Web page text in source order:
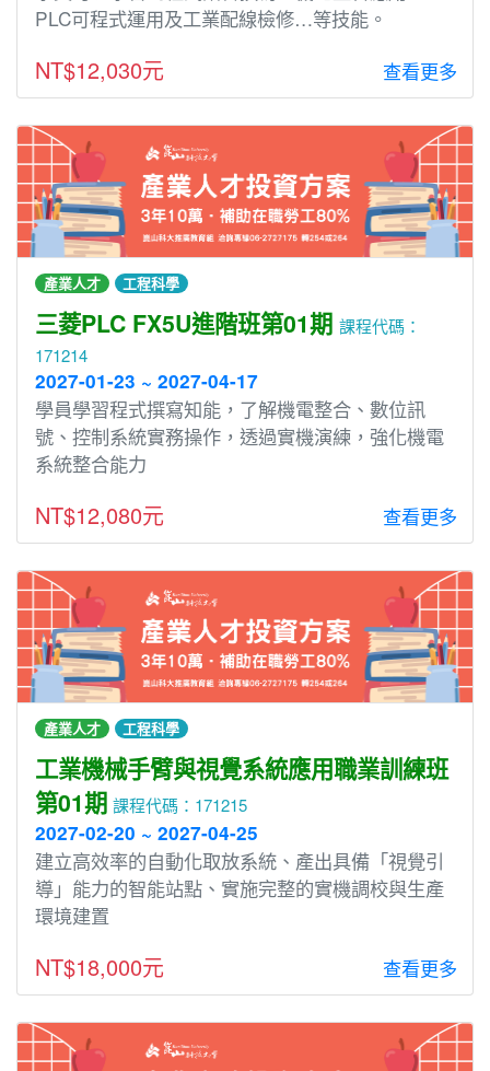
PLC可程式運用及工業配線檢修…等技能。
NT$12,030元 查看更多
產業人才 工程科學
三菱PLC FX5U進階班第01期 課程代碼：
171214
2027-01-23 ~ 2027-04-17
學員學習程式撰寫知能，了解機電整合、數位訊
號、控制系統實務操作，透過實機演練，強化機電
系統整合能力
NT$12,080元 查看更多
產業人才 工程科學
工業機械手臂與視覺系統應用職業訓練班
第01期 課程代碼：171215
2027-02-20 ~ 2027-04-25
建立高效率的自動化取放系統、產出具備「視覺引
導」能力的智能站點、實施完整的實機調校與生產
環境建置
NT$18,000元 查看更多